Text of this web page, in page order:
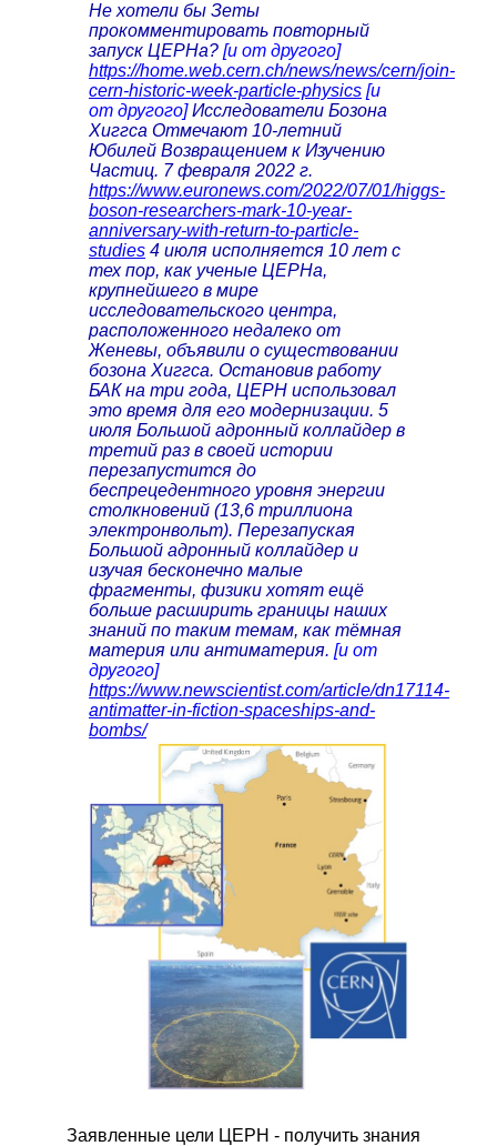
Не хотели бы Зеты
прокомментировать повторный
запуск ЦЕРНа? [и от другого]
https://home.web.cern.ch/news/news/cern/join-
cern-historic-week-particle-physics [и
от другого] Исследователи Бозона
Хиггса Отмечают 10-летний
Юбилей Возвращением к Изучению
Частиц. 7 февраля 2022 г.
https://www.euronews.com/2022/07/01/higgs-
boson-researchers-mark-10-year-
anniversary-with-return-to-particle-
studies 4 июля исполняется 10 лет с
тех пор, как ученые ЦЕРНа,
крупнейшего в мире
исследовательского центра,
расположенного недалеко от
Женевы, объявили о существовании
бозона Хиггса. Остановив работу
БАК на три года, ЦЕРН использовал
это время для его модернизации. 5
июля Большой адронный коллайдер в
третий раз в своей истории
перезапустится до
беспрецедентного уровня энергии
столкновений (13,6 триллиона
электронвольт). Перезапуская
Большой адронный коллайдер и
изучая бесконечно малые
фрагменты, физики хотят ещё
больше расширить границы наших
знаний по таким темам, как тёмная
материя или антиматерия. [и от
другого]
https://www.newscientist.com/article/dn17114-
antimatter-in-fiction-spaceships-and-
bombs/
Заявленные цели ЦЕРН - получить знания